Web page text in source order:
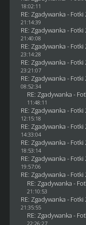
18:02:11
RE: Zgadywanka -
21:14:39
RE: Zgadywanka -
21:40:08
RE: Zgadywanka -
23:14:28
RE: Zgadywanka -
23:21:07
RE: Zgadywanka -
08:52:34
RE: Zgadywanka -
11:48:11
RE: Zgadywanka -
12:15:18
RE: Zgadywanka -
14:33:04
RE: Zgadywanka -
18:53:14
RE: Zgadywanka -
19:57:06
RE: Zgadywanka -
RE: Zgadywanka -
21:10:53
RE: Zgadywanka -
21:35:55
RE: Zgadywanka -
22:26:27